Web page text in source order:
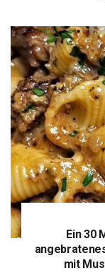
Ein 30
mit